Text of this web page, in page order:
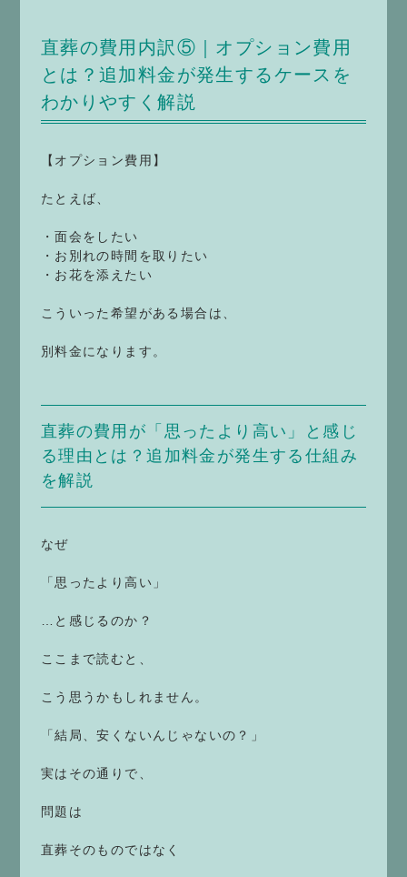
直葬の費用内訳⑤｜オプション費用
とは？追加料金が発生するケースを
わかりやすく解説
【オプション費用】
たとえば、
・面会をしたい
・お別れの時間を取りたい
・お花を添えたい
こういった希望がある場合は、
別料金になります。
直葬の費用が「思ったより高い」と感じ
る理由とは？追加料金が発生する仕組み
を解説
なぜ
「思ったより高い」
…と感じるのか？
ここまで読むと、
こう思うかもしれません。
「結局、安くないんじゃないの？」
実はその通りで、
問題は
直葬そのものではなく